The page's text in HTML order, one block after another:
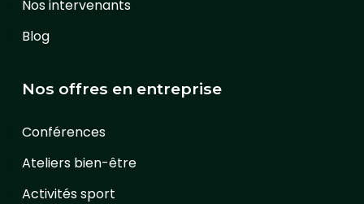
Nos intervenants
Blog
Nos offres en entreprise
Conférences
Ateliers bien-être
Activités sport